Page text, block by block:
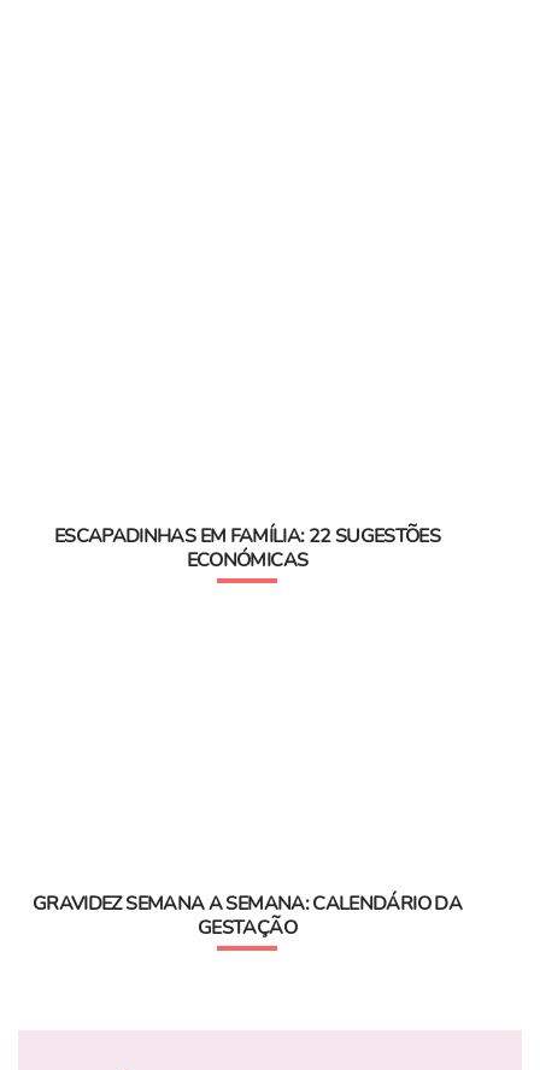
ESCAPADINHAS EM FAMÍLIA: 22 SUGESTÕES
ECONÓMICAS
GRAVIDEZ SEMANA A SEMANA: CALENDÁRIO DA
GESTAÇÃO